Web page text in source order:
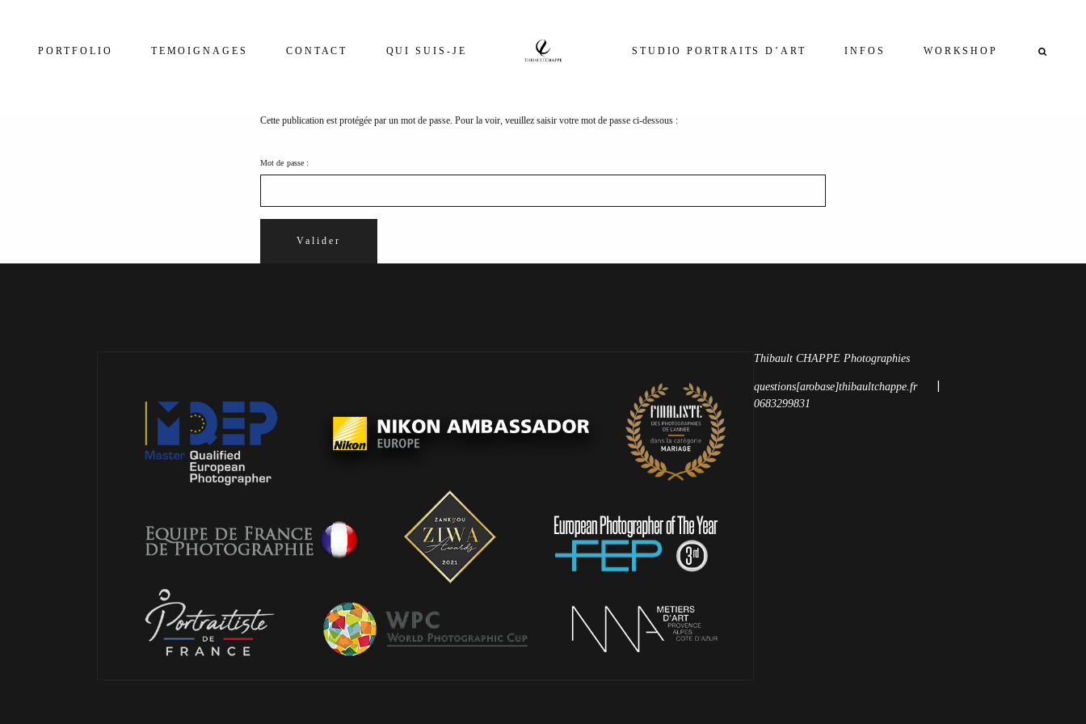
PORTFOLIO
QUI SUIS-JE
STUDIO PORTRAITS D’ART
WORKSHOP
PORTFOLIO TEMOIGNAGES CONTACT QUI SUIS-JE STUDIO PORTRAITS D’ART INFOS WORKSHOP
Cette publication est protégée par un mot de passe. Pour la voir, veuillez saisir votre mot de passe ci-dessous :
Mot de passe :
Thibault CHAPPE Photographies
questions[arobase]thibaultchappe.fr |
0683299831